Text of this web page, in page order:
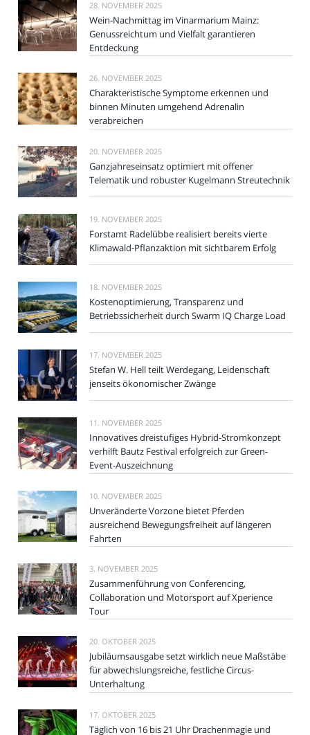
28. NOVEMBER 2025
Wein-Nachmittag im Vinarmarium Mainz:
Genussreichtum und Vielfalt garantieren
Entdeckung
26. NOVEMBER 2025
Charakteristische Symptome erkennen und
binnen Minuten umgehend Adrenalin
verabreichen
20. NOVEMBER 2025
Ganzjahreseinsatz optimiert mit offener
Telematik und robuster Kugelmann Streutechnik
19. NOVEMBER 2025
Forstamt Radelübbe realisiert bereits vierte
Klimawald-Pflanzaktion mit sichtbarem Erfolg
18. NOVEMBER 2025
Kostenoptimierung, Transparenz und
Betriebssicherheit durch Swarm IQ Charge Load
17. NOVEMBER 2025
Stefan W. Hell teilt Werdegang, Leidenschaft
jenseits ökonomischer Zwänge
11. NOVEMBER 2025
Innovatives dreistufiges Hybrid-Stromkonzept
verhilft Bautz Festival erfolgreich zur Green-
Event-Auszeichnung
10. NOVEMBER 2025
Unveränderte Vorzone bietet Pferden
ausreichend Bewegungsfreiheit auf längeren
Fahrten
3. NOVEMBER 2025
Zusammenführung von Conferencing,
Collaboration und Motorsport auf Xperience
Tour
20. OKTOBER 2025
Jubiläumsausgabe setzt wirklich neue Maßstäbe
für abwechslungsreiche, festliche Circus-
Unterhaltung
17. OKTOBER 2025
Täglich von 16 bis 21 Uhr Drachenmagie und